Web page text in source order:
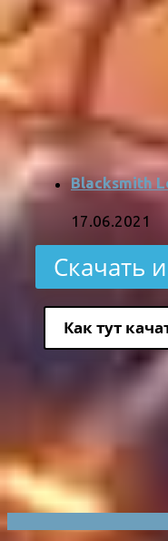
Blacksmith
17.06.2021
Скачать
Как тут